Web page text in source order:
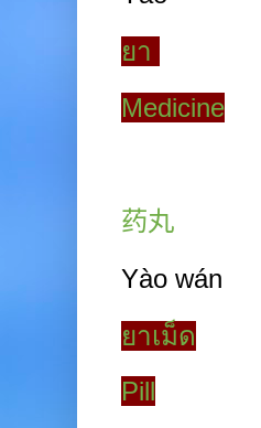
ยา
Medicine
药丸
Yào wán
ยาเม็ด
Pill